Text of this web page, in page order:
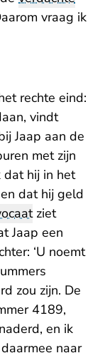
vraag ik
rechte eind:
vindt
Jaap aan de
met zijn
dat hij in het
dat hij geld
ziet
Jaap een
‘U noemt
zou zijn. De
4189,
en ik
naar